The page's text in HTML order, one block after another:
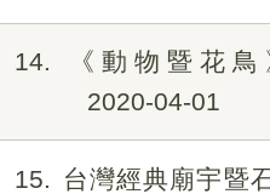
14
《動物暨花
2020-04-01
15
台灣經典廟宇暨